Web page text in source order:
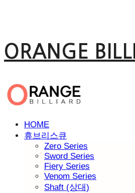
ORANGE
HOME
휴브리스큐
Zero Series
Sword Series
Fiery Series
Venom Series
Shaft (상대)